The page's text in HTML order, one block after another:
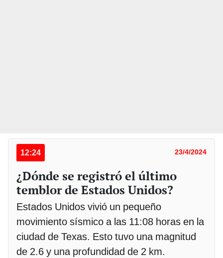
12:24 23/4/2024
¿Dónde se registró el último
temblor de Estados Unidos?
Estados Unidos vivió un pequeño
movimiento sísmico a las 11:08 horas en la
ciudad de Texas. Esto tuvo una magnitud
de 2.6 y una profundidad de 2 km.